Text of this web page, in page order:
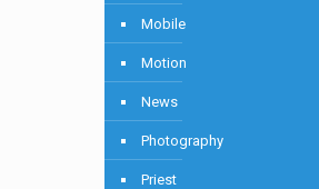
Mobile
Motion
News
Photography
Priest